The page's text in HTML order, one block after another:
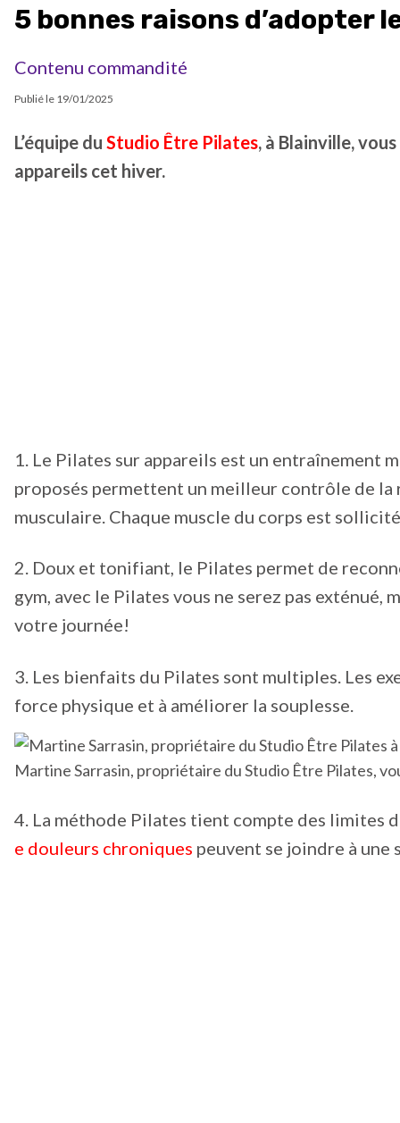
5 bonnes raisons d’adopter
Contenu commandité
Publié le 19/01/2025
L’équipe du Studio Être Pilates, à Blainville,
appareils cet hiver.
1. Le Pilates sur appareils est un entraînement
proposés permettent un meilleur contrôle de
musculaire. Chaque muscle du corps est
2. Doux et tonifiant, le Pilates permet de
gym, avec le Pilates vous ne serez pas
votre journée!
3. Les bienfaits du Pilates sont multiples. Les
force physique et à améliorer la souplesse.
Martine Sarrasin, propriétaire du Studio Être Pilates,
4. La méthode Pilates tient compte des limites
e douleurs chroniques peuvent se joindre à une